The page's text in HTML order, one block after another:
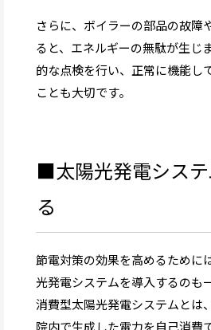
さらに、ボイラーの部品の故障
ると、エネルギーの無駄が生じ
的な点検を行い、正常に機能し
ことも大切です。
■太陽光発電シス
る
節電対策の効果を高めるために
光発電システムを導入するのも
消費型太陽光発電システムとは
院内で生成した電力を自己消費